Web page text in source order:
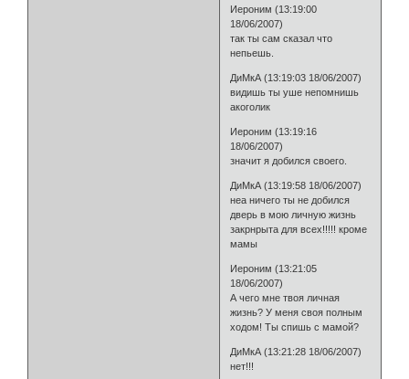
Иероним (13:19:00
18/06/2007)
так ты сам сказал что
непьешь.
ДиМкА (13:19:03 18/06/2007)
видишь ты уше непомнишь
акоголик
Иероним (13:19:16
18/06/2007)
значит я добился своего.
ДиМкА (13:19:58 18/06/2007)
неа ничего ты не добился
дверь в мою личную жизнь
закрнрыта для всех!!!!! кроме
мамы
Иероним (13:21:05
18/06/2007)
А чего мне твоя личная
жизнь? У меня своя полным
ходом! Ты спишь с мамой?
ДиМкА (13:21:28 18/06/2007)
нет!!!